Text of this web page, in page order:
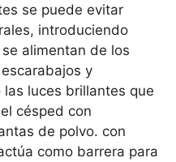
se puede evitar
introduciendo
alimentan de los
y
luces brillantes que
césped con
de polvo. con
como barrera para